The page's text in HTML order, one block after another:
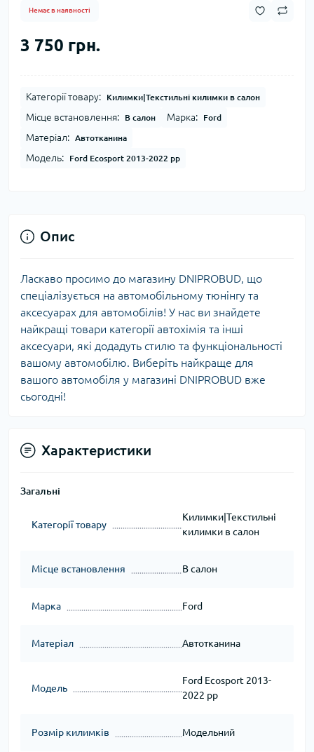
Немає в наявності
3 750 грн.
Категорії товару: Килимки|Текстильні килимки в салон
Місце встановлення: В салон Марка: Ford
Матеріал: Автотканина
Модель: Ford Ecosport 2013-2022 рр
Опис
Ласкаво просимо до магазину DNIPROBUD, що
спеціалізується на автомобільному тюнінгу та
аксесуарах для автомобілів! У нас ви знайдете
найкращі товари категорії автохімія та інші
аксесуари, які додадуть стилю та функціональності
вашому автомобілю. Виберіть найкраще для
вашого автомобіля у магазині DNIPROBUD вже
сьогодні!
Характеристики
Загальні
Категорії товару
Килимки|Текстильні
килимки в салон
Місце встановлення В салон
Марка Ford
Матеріал Автотканина
Модель
Ford Ecosport 2013-
2022 рр
Розмір килимків Модельний